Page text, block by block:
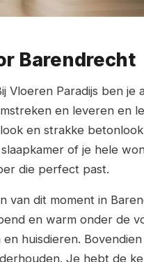
Barendrecht
Vloeren Paradijs ben je
en leveren en
en strakke
of je hele
die perfect past.
van dit moment in
en warm onder de
huisdieren.
Je hebt de